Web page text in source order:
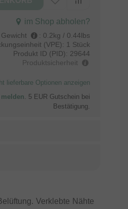
im Shop abholen?
Gewicht : 0.2kg / 0.44lbs
(VPE): 1 Stück
Produkt ID (PID): 29644
Produktsicherheit
lieferbare Optionen anzeigen
. 5 EUR Gutschein bei
Bestätigung.
Verklebte Nähte